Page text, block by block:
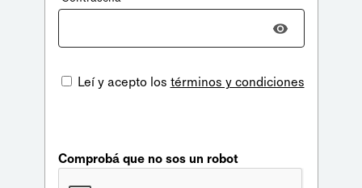
Leí y acepto los términos y condiciones
Comprobá que no sos un robot